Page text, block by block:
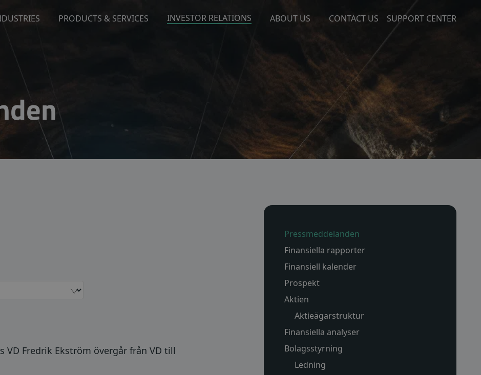
PRODUCTS & SERVICES INVESTOR RELATIONS ABOUT US CONTACT US SUPPORT CENTER
VD Fredrik Ekström övergår från VD till
Pressmeddelanden
Finansiella rapporter
Finansiell kalender
Prospekt
Aktien
Aktieägarstruktur
Finansiella analyser
Bolagsstyrning
Ledning